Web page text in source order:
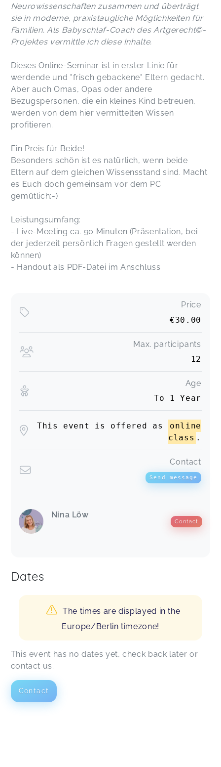
Neurowissenschaften zusammen und überträgt
sie in moderne, praxistaugliche Möglichkeiten für
Familien. Als Babyschlaf-Coach des Artgerecht©-
Projektes vermittle ich diese Inhalte.
Dieses Online-Seminar ist in erster Linie für
werdende und "frisch gebackene" Eltern gedacht.
Aber auch Omas, Opas oder andere
Bezugspersonen, die ein kleines Kind betreuen,
werden von dem hier vermittelten Wissen
profitieren.
Ein Preis für Beide!
Besonders schön ist es natürlich, wenn beide
Eltern auf dem gleichen Wissensstand sind. Macht
es Euch doch gemeinsam vor dem PC
gemütlich:-)
Leistungsumfang:
- Live-Meeting ca. 90 Minuten (Präsentation, bei
der jederzeit persönlich Fragen gestellt werden
können)
- Handout als PDF-Datei im Anschluss
Price
€30.00
Max. participants
12
Age
To 1 Year
This event is offered as
online
class .
Contact
Send message
Nina Löw
Contact
Dates
The times are displayed in the
Europe/Berlin timezone!
This event has no dates yet, check back later or
contact us.
Contact